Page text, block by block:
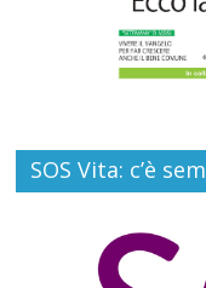
SOS Vita: c’è